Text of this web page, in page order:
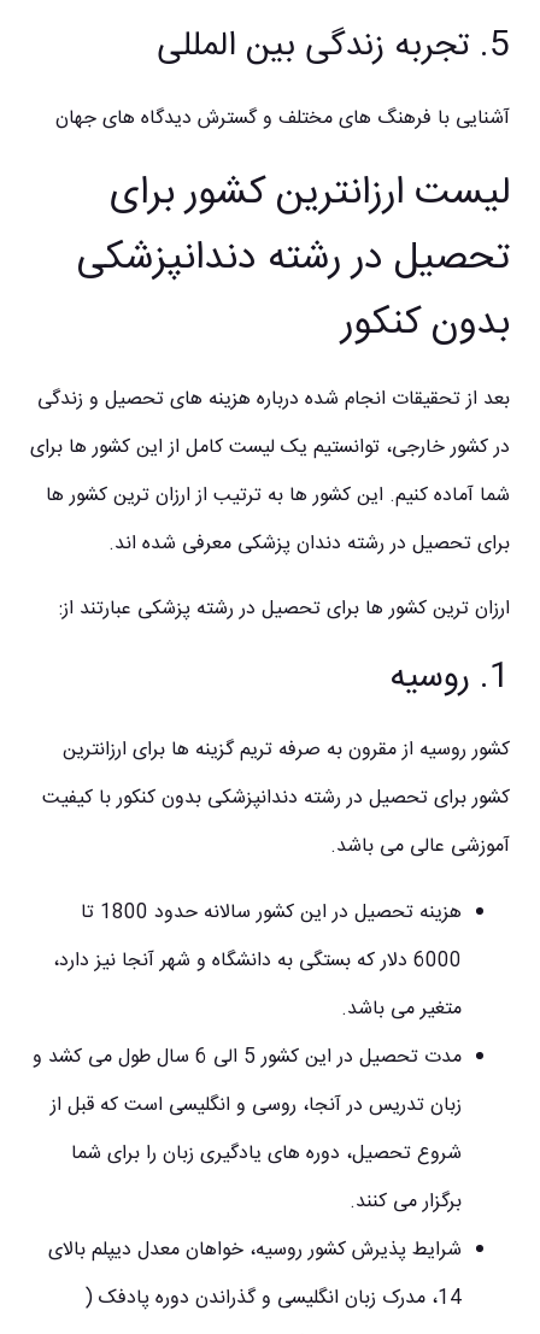
5. تجربه زندگی بین المللی
آشنایی با فرهنگ های مختلف و گسترش دیدگاه های جهان
لیست ارزانترین کشور برای
تحصیل در رشته دندانپزشکی
بدون کنکور
بعد از تحقیقات انجام شده درباره هزینه های تحصیل و زندگی
در کشور خارجی، توانستیم یک لیست کامل از این کشور ها برای
شما آماده کنیم. این کشور ها به ترتیب از ارزان ترین کشور ها
برای تحصیل در رشته دندان پزشکی معرفی شده اند.
ارزان ترین کشور ها برای تحصیل در رشته پزشکی عبارتند از:
1. روسیه
کشور روسیه از مقرون به صرفه تریم گزینه ها برای ارزانترین
کشور برای تحصیل در رشته دندانپزشکی بدون کنکور با کیفیت
آموزشی عالی می باشد.
هزینه تحصیل در این کشور سالانه حدود 1800 تا
6000 دلار که بستگی به دانشگاه و شهر آنجا نیز دارد،
متغیر می باشد.
مدت تحصیل در این کشور 5 الی 6 سال طول می کشد و
زبان تدریس در آنجا، روسی و انگلیسی است که قبل از
شروع تحصیل، دوره های یادگیری زبان را برای شما
برگزار می کنند.
شرایط پذیرش کشور روسیه، خواهان معدل دیپلم بالای
14، مدرک زبان انگلیسی و گذراندن دوره پادفک (